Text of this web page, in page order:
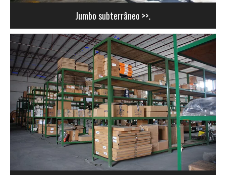
Jumbo subterrâneo >>.